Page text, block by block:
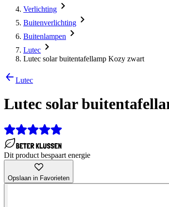
Verlichting
Buitenverlichting
Buitenlampen
Lutec
Lutec solar buitentafellamp Kozy zwart
Lutec
Lutec solar
Dit product bespaart energie
Opslaan in Favorieten